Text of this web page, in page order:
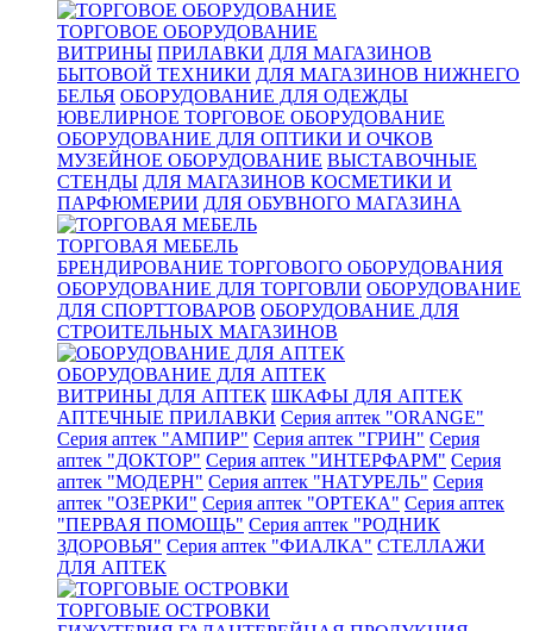
ТОРГОВОЕ ОБОРУДОВАНИЕ
ВИТРИНЫ ПРИЛАВКИ ДЛЯ МАГАЗИНОВ
БЫТОВОЙ ТЕХНИКИ ДЛЯ МАГАЗИНОВ НИЖНЕГО
БЕЛЬЯ ОБОРУДОВАНИЕ ДЛЯ ОДЕЖДЫ
ЮВЕЛИРНОЕ ТОРГОВОЕ ОБОРУДОВАНИЕ
ОБОРУДОВАНИЕ ДЛЯ ОПТИКИ И ОЧКОВ
МУЗЕЙНОЕ ОБОРУДОВАНИЕ ВЫСТАВОЧНЫЕ
СТЕНДЫ ДЛЯ МАГАЗИНОВ КОСМЕТИКИ И
ПАРФЮМЕРИИ ДЛЯ ОБУВНОГО МАГАЗИНА
ТОРГОВАЯ МЕБЕЛЬ
БРЕНДИРОВАНИЕ ТОРГОВОГО ОБОРУДОВАНИЯ
ОБОРУДОВАНИЕ ДЛЯ ТОРГОВЛИ ОБОРУДОВАНИЕ
ДЛЯ СПОРТТОВАРОВ ОБОРУДОВАНИЕ ДЛЯ
СТРОИТЕЛЬНЫХ МАГАЗИНОВ
ОБОРУДОВАНИЕ ДЛЯ АПТЕК
ВИТРИНЫ ДЛЯ АПТЕК ШКАФЫ ДЛЯ АПТЕК
АПТЕЧНЫЕ ПРИЛАВКИ Серия аптек "ORANGE"
Серия аптек "АМПИР" Серия аптек "ГРИН" Серия
аптек "ДОКТОР" Серия аптек "ИНТЕРФАРМ" Серия
аптек "МОДЕРН" Серия аптек "НАТУРЕЛЬ" Серия
аптек "ОЗЕРКИ" Серия аптек "ОРТЕКА" Серия аптек
"ПЕРВАЯ ПОМОЩЬ" Серия аптек "РОДНИК
ЗДОРОВЬЯ" Серия аптек "ФИАЛКА" СТЕЛЛАЖИ
ДЛЯ АПТЕК
ТОРГОВЫЕ ОСТРОВКИ